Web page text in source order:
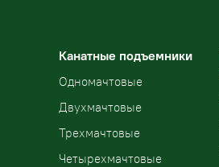
Канатные подъемники
Одномачтовые
Двухмачтовые
Трехмачтовые
Четырехмачтовые